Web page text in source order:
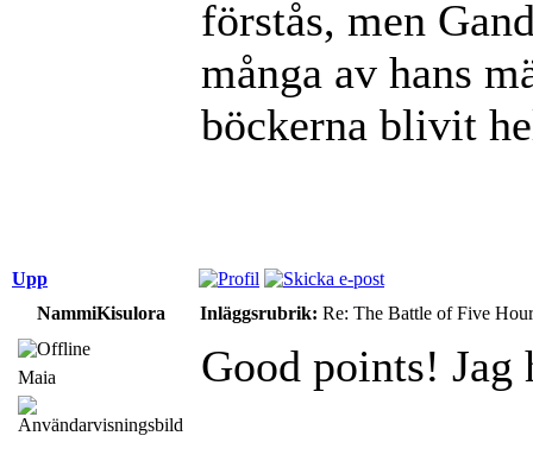
förstås, men
många av hans
böckerna blivit
Upp
NammiKisulora
Inläggsrubrik: Re: The Battle of Five
Maia Good points!